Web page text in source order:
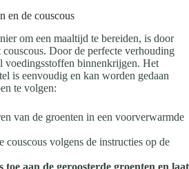
en de couscous
om een maaltijd te bereiden, is door
couscous. Door de perfecte verhouding
voedingsstoffen binnenkrijgen. Het
is eenvoudig en kan worden gedaan
te volgen:
van de groenten in een voorverwarmde
couscous volgens de instructies op de